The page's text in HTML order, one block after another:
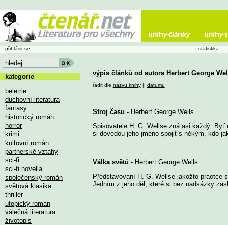
výpis článků od autora Herbert George
řadit dle názvu knihy|| datumu
Stroj času - Herbert George Wells
Spisovatele H. G. Wellse zná asi každý. Byť
si dovedou jeho jméno spojit s někým, kdo
Válka světů - Herbert George Wells
Představovaní H. G. Wellse jakožto praotce
Jedním z jeho děl, které si bez nadsázky
přihlásit se statistika
kategorie
beletrie
duchovní literatura
fantasy
historický román
horror
krimi
kultovní román
partnerské vztahy
sci-fi
sci-fi novella
společenský román
světová klasika
thriller
utopický román
válečná literatura
životopis